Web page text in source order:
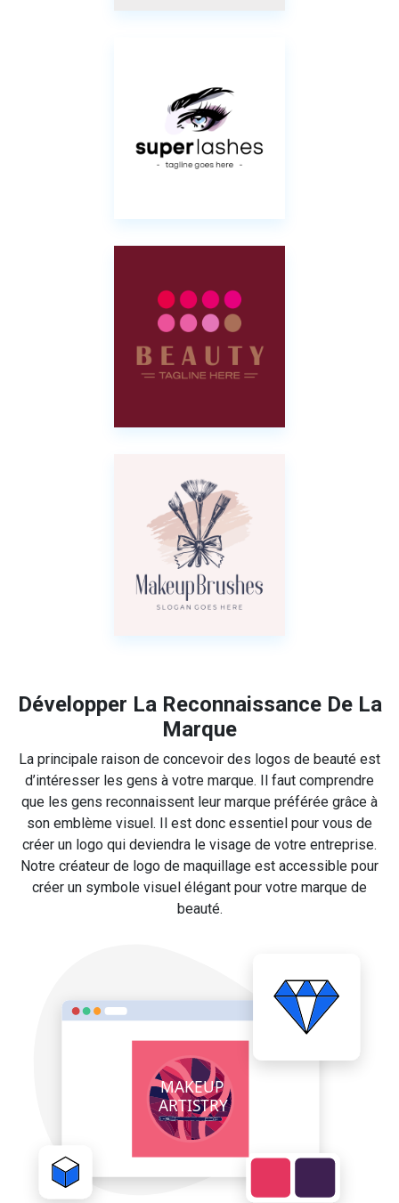
Développer La Reconnaissance De La
Marque
La principale raison de concevoir des logos de beauté est
d’intéresser les gens à votre marque. Il faut comprendre
que les gens reconnaissent leur marque préférée grâce à
son emblème visuel. Il est donc essentiel pour vous de
créer un logo qui deviendra le visage de votre entreprise.
Notre créateur de logo de maquillage est accessible pour
créer un symbole visuel élégant pour votre marque de
beauté.